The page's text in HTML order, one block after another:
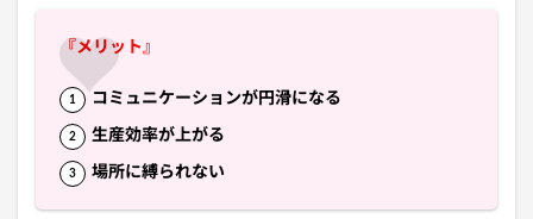
『メリット』
コミュニケーションが円滑になる
生産効率が上がる
場所に縛られない